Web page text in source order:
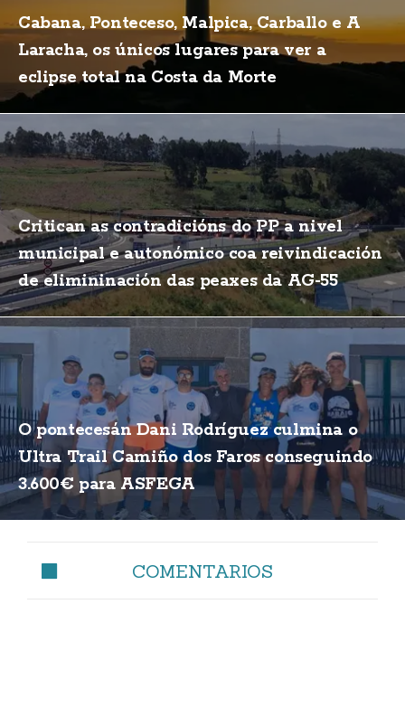
Cabana, Ponteceso, Malpica, Carballo e A
Laracha, os únicos lugares para ver a
eclipse total na Costa da Morte
Critican as contradicións do PP a nivel
municipal e autonómico coa reivindicación
de elimininación das peaxes da AG-55
O pontecesán Dani Rodríguez culmina o
Ultra Trail Camiño dos Faros conseguindo
3.600€ para ASFEGA
COMENTARIOS